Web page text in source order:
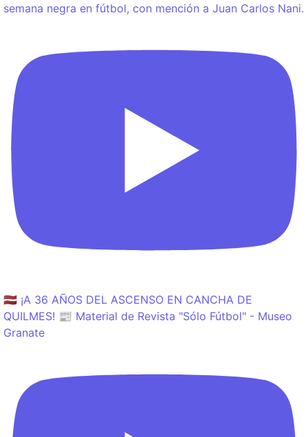
semana negra en fútbol, con mención a Juan Carlos Nani.
🇱🇻 ¡A 36 AÑOS DEL ASCENSO EN CANCHA DE
QUILMES! 📰 Material de Revista "Sólo Fútbol" - Museo
Granate